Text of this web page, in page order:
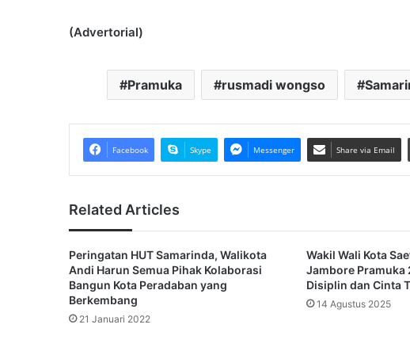
(Advertorial)
Pramuka rusmadi wongso
Facebook Skype Messenger Share via Email
Related Articles
Peringatan HUT Samarinda, Walikota
Andi Harun Semua Pihak Kolaborasi
Bangun Kota Peradaban yang
Berkembang
21 Januari 2022
Wakil Wali Kota
Jambore Pramuka
Disiplin dan Cinta
14 Agustus 2025